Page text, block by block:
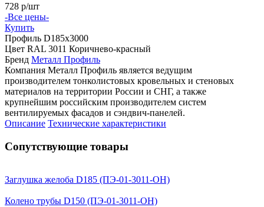
728 р/шт
-Все цены-
Купить
Профиль D185х3000
Цвет RAL 3011 Коричнево-красный
Бренд Металл Профиль
Компания Металл Профиль является ведущим
производителем тонколистовых кровельных и стеновых
материалов на территории России и СНГ, а также
крупнейшим российским производителем систем
вентилируемых фасадов и сэндвич-панелей.
Описание Технические характеристики
Сопутствующие товары
Заглушка желоба D185 (ПЭ-01-3011-ОН)
Колено трубы D150 (ПЭ-01-3011-ОН)